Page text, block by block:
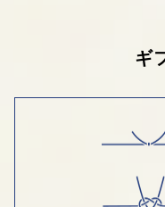
ギ